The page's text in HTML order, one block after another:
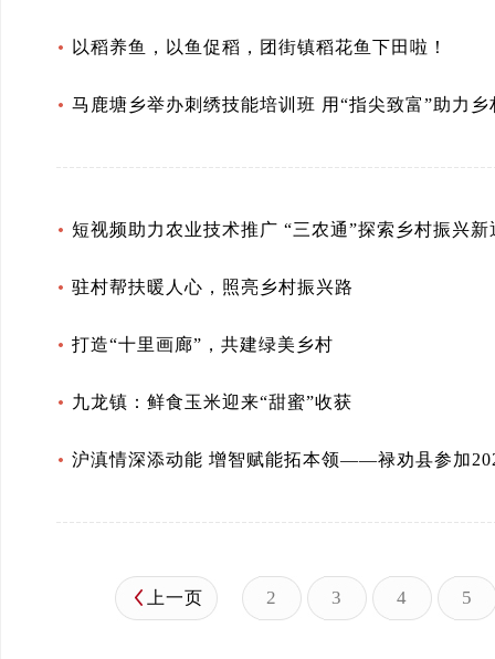
以稻养鱼，以鱼促稻，团街镇稻花鱼下田啦！
马鹿塘乡举办刺绣技能培训班 用“指尖致富”助力乡
短视频助力农业技术推广 “三农通”探索乡村振兴新
驻村帮扶暖人心，照亮乡村振兴路
打造“十里画廊”，共建绿美乡村
九龙镇：鲜食玉米迎来“甜蜜”收获
沪滇情深添动能 增智赋能拓本领——禄劝县参加
上一页 2 3 4 5